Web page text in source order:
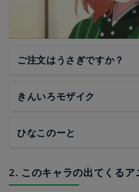
ご注文はうさぎですか？
きんいろモザイク
ひなこのーと
2. このキャラの出てくるア